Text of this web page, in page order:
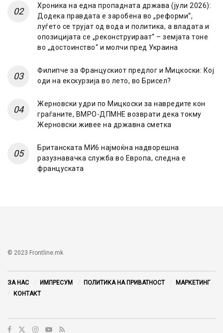
Хроника на една пропадната држава (јули 2026):
Додека правдата е заробена во „реформи“,
луѓето се трујат од вода и политика, а владата и
опозицијата се „реконструираат“ – земјата тоне
во „достоинство“ и молчи пред Украина
Филипче за Францускиот предлог и Мицкоски: Кој
оди на екскурзија во лето, во Брисел?
Жерновски удри по Мицкоски за навредите кон
граѓаните, ВМРО-ДПМНЕ возврати дека токму
Жерновски живее на државна сметка
Британската МИ6 најмоќна надворешна
разузнавачка служба во Европа, следна е
француската
© 2023 Frontline.mk
ЗА НАС ИМПРЕСУМ ПОЛИТИКА НА ПРИВАТНОСТ
МАРКЕТИНГ
КОНТАКТ